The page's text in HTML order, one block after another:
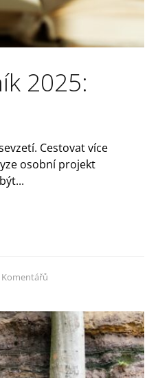
2025:
Cestovat více
osobní projekt
Komentářů